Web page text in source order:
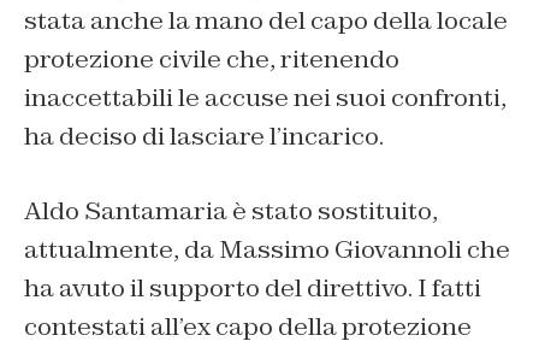
stata anche la mano del capo della locale
protezione civile che, ritenendo
inaccettabili le accuse nei suoi confronti,
ha deciso di lasciare l’incarico.
Aldo Santamaria è stato sostituito,
attualmente, da Massimo Giovannoli che
ha avuto il supporto del direttivo. I fatti
contestati all’ex capo della protezione